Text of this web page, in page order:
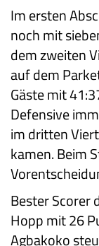
Im ersten
noch mit
dem zweiten
auf dem
Gäste mit
Defensive
im dritten
kamen. Beim
Bester Scorer
Hopp mit 26
Agbakoko